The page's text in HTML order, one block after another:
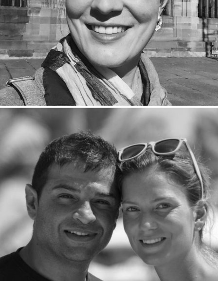
Eva Sattler, 2. Vorsitzende
Eva hat den Gesamtüberblick, hält Hilfsprojekte aktiv und ist mit
Herz und Verstand dabei, damit wir, wie gewohnt, schnell und
unbürokratisch reagieren können.